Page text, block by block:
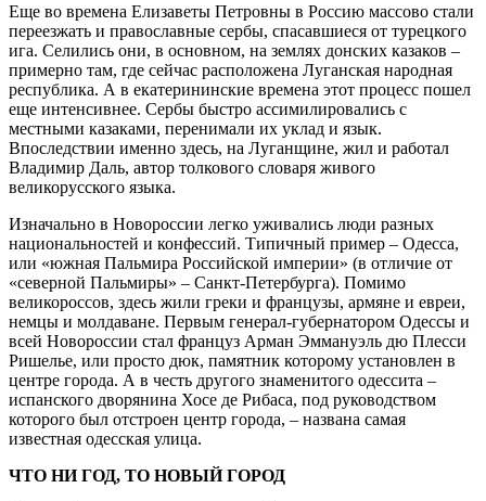
Еще во времена Елизаветы Петровны в Россию массово стали
переезжать и православные сербы, спасавшиеся от турецкого
ига. Селились они, в основном, на землях донских казаков –
примерно там, где сейчас расположена Луганская народная
республика. А в екатерининские времена этот процесс пошел
еще интенсивнее. Сербы быстро ассимилировались с
местными казаками, перенимали их уклад и язык.
Впоследствии именно здесь, на Луганщине, жил и работал
Владимир Даль, автор толкового словаря живого
великорусского языка.
Изначально в Новороссии легко уживались люди разных
национальностей и конфессий. Типичный пример – Одесса,
или «южная Пальмира Российской империи» (в отличие от
«северной Пальмиры» – Санкт-Петербурга). Помимо
великороссов, здесь жили греки и французы, армяне и евреи,
немцы и молдаване. Первым генерал-губернатором Одессы и
всей Новороссии стал француз Арман Эммануэль дю Плесси
Ришелье, или просто дюк, памятник которому установлен в
центре города. А в честь другого знаменитого одессита –
испанского дворянина Хосе де Рибаса, под руководством
которого был отстроен центр города, – названа самая
известная одесская улица.
ЧТО НИ ГОД, ТО НОВЫЙ ГОРОД